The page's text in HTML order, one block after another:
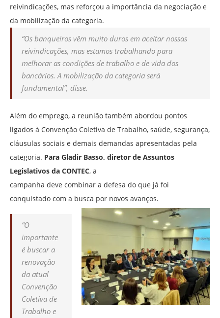
reivindicações, mas reforçou a importância da negociação e
da mobilização da categoria.
“Os banqueiros vêm muito duros em aceitar nossas
reivindicações, mas estamos trabalhando para
melhorar as condições de trabalho e de vida dos
bancários. A mobilização da categoria será
fundamental”, disse.
Além do emprego, a reunião também abordou pontos
ligados à Convenção Coletiva de Trabalho, saúde, segurança,
cláusulas sociais e demais demandas apresentadas pela
categoria. Para Gladir Basso, diretor de Assuntos
Legislativos da CONTEC, a
campanha deve combinar a defesa do que já foi
conquistado com a busca por novos avanços.
“O
importante
é buscar a
renovação
da atual
Convenção
Coletiva de
Trabalho e